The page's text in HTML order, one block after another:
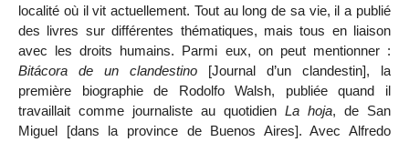
localité où il vit actuellement. Tout au long de sa vie, il a publié
des livres sur différentes thématiques, mais tous en liaison
avec les droits humains. Parmi eux, on peut mentionner :
Bitácora de un clandestino [Journal d’un clandestin], la
première biographie de Rodolfo Walsh, publiée quand il
travaillait comme journaliste au quotidien La hoja, de San
Miguel [dans la province de Buenos Aires]. Avec Alfredo